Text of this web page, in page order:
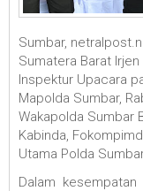
Sumbar,
Sumatera Barat
Inspektur Upacara
Mapolda Sumbar,
Wakapolda Sumbar
Kabinda,
Utama Polda
Dalam